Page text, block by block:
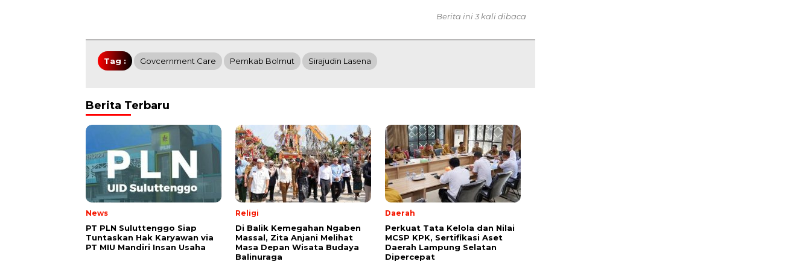
Berita ini 3 kali dibaca
Tag : Govcernment Care Pemkab Bolmut Sirajudin Lasena
Berita Terbaru
News
PT PLN Suluttenggo Siap
Tuntaskan Hak Karyawan via
PT MIU Mandiri Insan Usaha
Religi
Di Balik Kemegahan Ngaben
Massal, Zita Anjani Melihat
Masa Depan Wisata Budaya
Balinuraga
Daerah
Perkuat Tata Kelola dan Nilai
MCSP KPK, Sertifikasi Aset
Daerah Lampung Selatan
Dipercepat